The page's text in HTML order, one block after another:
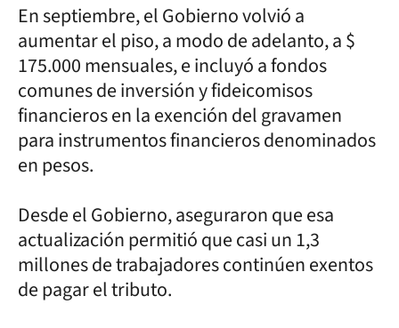
En septiembre, el Gobierno volvió a
aumentar el piso, a modo de adelanto, a $
175.000 mensuales, e incluyó a fondos
comunes de inversión y fideicomisos
financieros en la exención del gravamen
para instrumentos financieros denominados
en pesos.
Desde el Gobierno, aseguraron que esa
actualización permitió que casi un 1,3
millones de trabajadores continúen exentos
de pagar el tributo.